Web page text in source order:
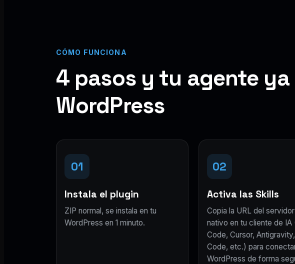
CÓMO FUNCIONA
4 pasos y tu agente
WordPress
01
Instala el plugin
ZIP normal, se instala en tu
WordPress en 1 minuto.
02
Activa las Skills
Copia la URL del
nativo en tu cliente de IA
Code, Cursor,
Code, etc.) para
WordPress de forma